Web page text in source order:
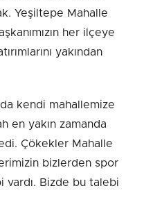
Yeşiltepe Mahalle
her ilçeye
yakından
kendi mahallemize
en yakın zamanda
Çökekler Mahalle
bizlerden spor
Bizde bu talebi